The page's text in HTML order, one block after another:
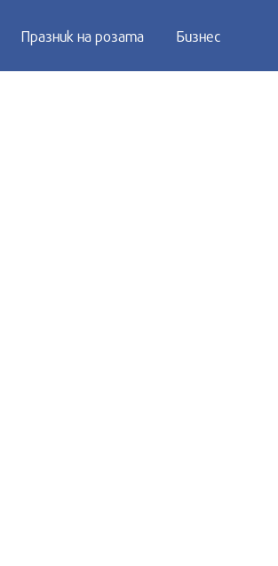
Празник на розата Бизнес